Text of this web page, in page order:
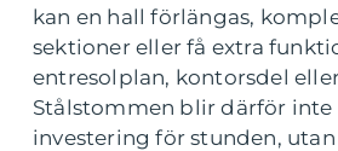
kan en hall förlängas,
sektioner eller få extra
entresolplan, kontorsdel
Stålstommen blir därför inte
investering för stunden,